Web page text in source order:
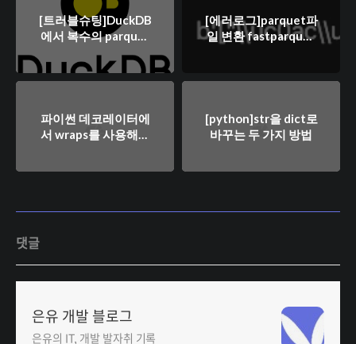
[트러블슈팅]DuckDB
에서 복수의 parquet
파일에 접근할때 컬럼
을 못찾는 문제
[에러로그]parquet파
일 변환 fastparquet
파이썬 데코레이터에
서 wraps를 사용해야
[python]str을 dict로
바꾸는 두 가지 방법
댓글
은유 개발 블로그
은유의 IT, 개발 발자취 기록